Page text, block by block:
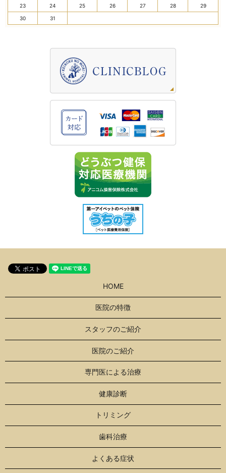
23 24 25 26 27 28 29
30 31
HOME
医院の特徴
スタッフのご紹介
医院のご紹介
専門医による治療
健康診断
トリミング
歯科治療
よくある症状